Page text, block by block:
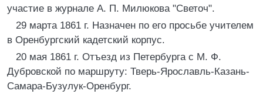
участие в журнале А. П. Милюкова "Светоч".
29 марта 1861 г. Назначен по его просьбе учителем
в Оренбургский кадетский корпус.
20 мая 1861 г. Отъезд из Петербурга с М. Ф.
Дубровской по маршруту: Тверь-Ярославль-Казань-
Самара-Бузулук-Оренбург.